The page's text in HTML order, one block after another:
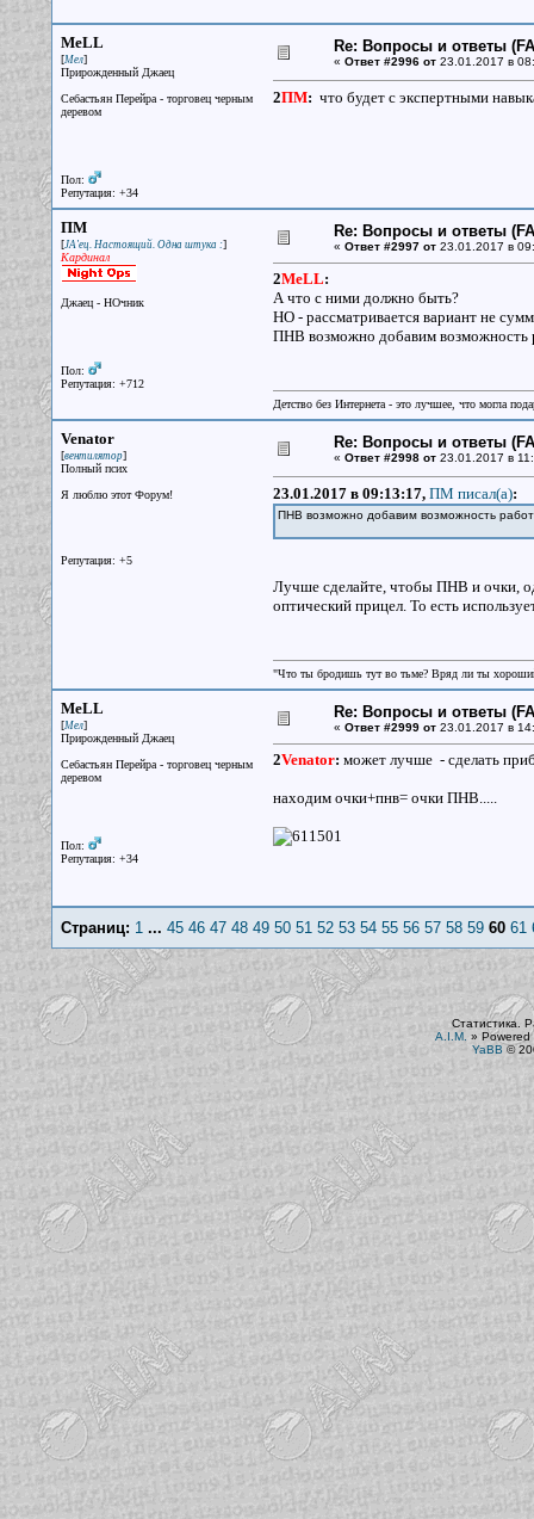
MeLL
[Мел]
Прирожденный Джаец
Себастьян Перейра - торговец черным
деревом
Пол:
Репутация: +34
Re: Вопросы и ответы
« Ответ #2996 от23.01.2017 в
2ПМ: что будет с экспертными
ПМ
[JA'ец. Настоящий. Одна штука :]
Кардинал
Джаец - НОчник
Пол:
Репутация: +712
Re: Вопросы и ответы
« Ответ #2997 от23.01.2017 в
2MeLL:
А что с ними должно быть?
НО - рассматривается вариант не
ПНВ возможно добавим возможность
Детство без Интернета - это лучшее, что могла
Venator
[вентилятор]
Полный псих
Я люблю этот Форум!
Репутация: +5
Re: Вопросы и ответы
« Ответ #2998 от23.01.2017 в
23.01.2017 в 09:13:17, ПМ писал(a):
ПНВ возможно добавим возможность
Лучше сделайте, чтобы ПНВ и очки,
оптический прицел. То есть
"Что ты бродишь тут во тьме? Вряд ли ты
MeLL
[Мел]
Прирожденный Джаец
Себастьян Перейра - торговец черным
деревом
Пол:
Репутация: +34
Re: Вопросы и ответы
« Ответ #2999 от23.01.2017 в
2Venator: может лучше - сделать
находим очки+пнв= очки ПНВ.....
Страниц: 1... 45 46 47 48 49 50 51 52 53 54 55 56 57 58 59 60 61
Статистика.
A.I.M. » Powered
YaBB ©